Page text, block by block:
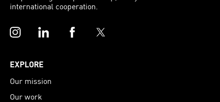
international cooperation.
InstagramLinkedInFacebookTwitter
EXPLORE
Our mission
Our work